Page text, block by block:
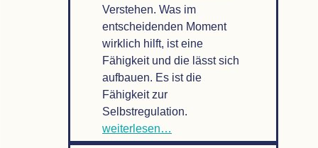
Verstehen. Was im
entscheidenden Moment
wirklich hilft, ist eine
Fähigkeit und die lässt sich
aufbauen. Es ist die
Fähigkeit zur
Selbstregulation.
weiterlesen…
ver­